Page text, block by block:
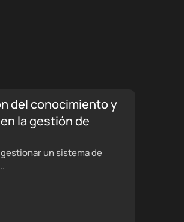
del conocimiento y
la gestión de
un sistema de